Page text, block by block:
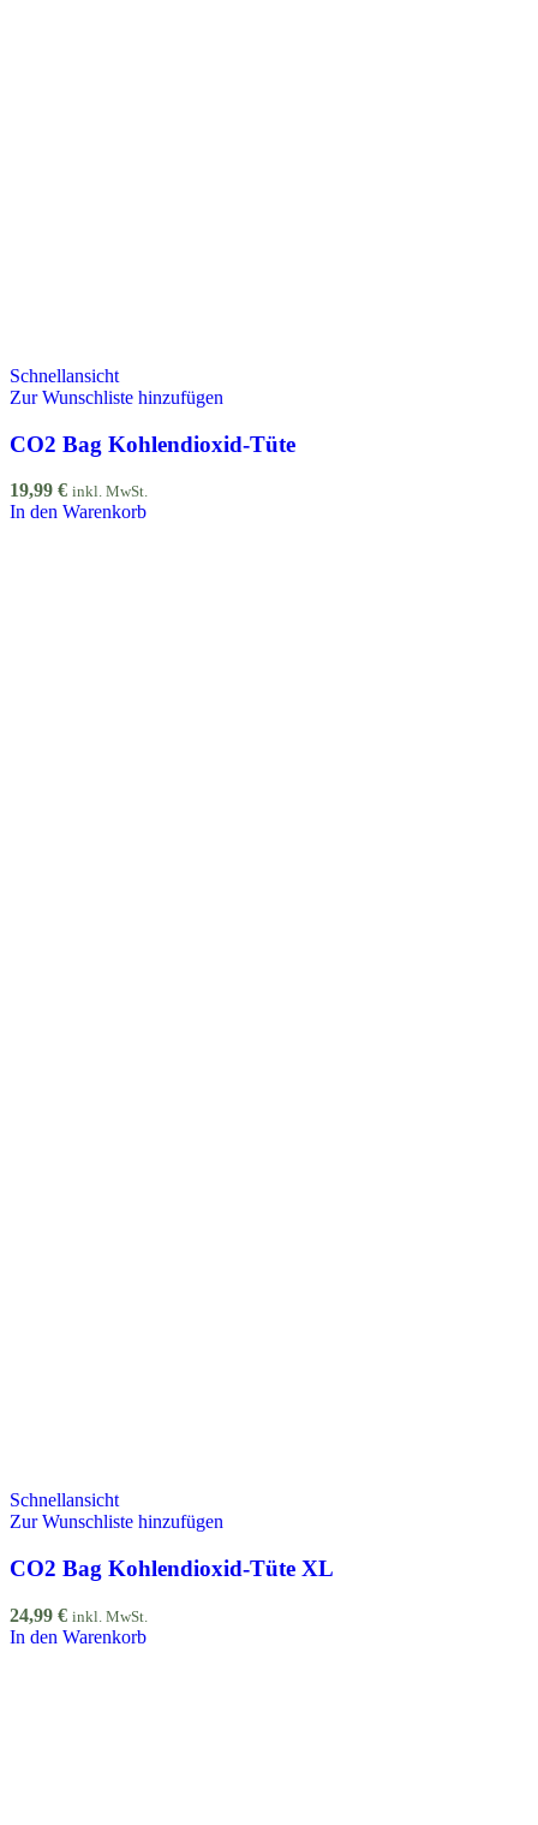
Schnellansicht
Zur Wunschliste hinzufügen
CO2 Bag Kohlendioxid-Tüte
19,99 € inkl. MwSt.
In den Warenkorb
Schnellansicht
Zur Wunschliste hinzufügen
CO2 Bag Kohlendioxid-Tüte XL
24,99 € inkl. MwSt.
In den Warenkorb